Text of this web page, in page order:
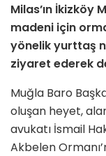
Milas’ın İkizköy
madeni için
yönelik yurttaş
ziyaret ederek
Muğla Baro
oluşan heyet,
avukatı İsmail
Akbelen